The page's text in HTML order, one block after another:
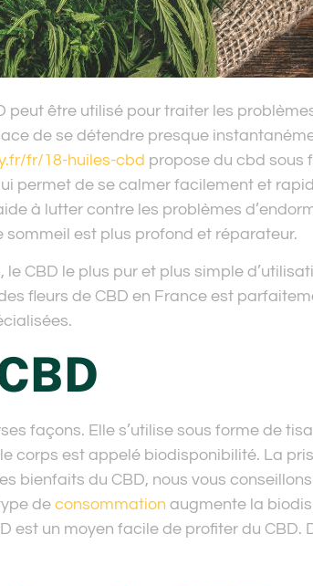
peut être utilisé pour traiter les
de se détendre presque
fr/18-huiles-cbd propose du cbd sous
permet de se calmer facilement et
à lutter contre les problèmes
sommeil est plus profond et réparateur.
CBD le plus pur et plus simple
fleurs de CBD en France est
façons. Elle s’utilise sous forme de
corps est appelé biodisponibilité. La
bienfaits du CBD, nous vous
de consommation augmente la
est un moyen facile de profiter du CBD.